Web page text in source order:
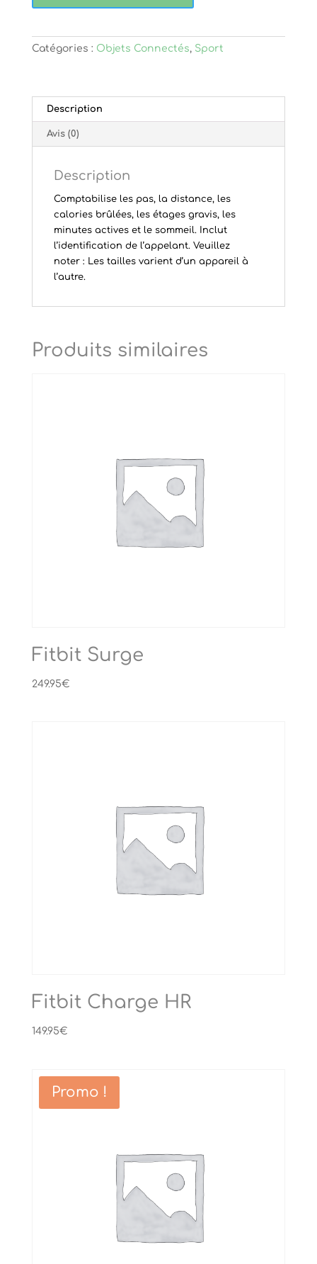
Fitbit
Catégories : Objets Connectés, Sport
Description
Avis (0)
Description
Comptabilise les pas, la distance, les
calories brûlées, les étages gravis, les
minutes actives et le sommeil. Inclut
l’identification de l’appelant. Veuillez
noter: Les tailles varient d’un appareil à
l’autre.
Produits similaires
Fitbit Surge
249.95€
Fitbit Charge HR
149.95€
Promo !